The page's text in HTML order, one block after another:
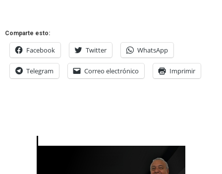
Comparte esto:
Facebook Twitter WhatsApp
Telegram Correo electrónico Imprimir